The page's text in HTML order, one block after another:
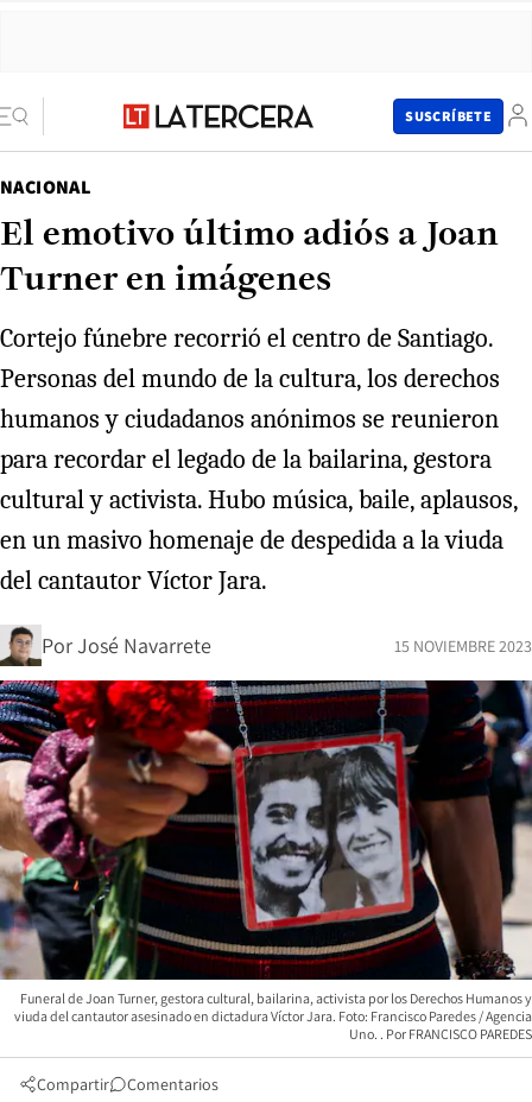
SUSCRÍBETE
NACIONAL
El emotivo último adiós a Joan
Turner en imágenes
Cortejo fúnebre recorrió el centro de Santiago.
Personas del mundo de la cultura, los derechos
humanos y ciudadanos anónimos se reunieron
para recordar el legado de la bailarina, gestora
cultural y activista. Hubo música, baile, aplausos,
en un masivo homenaje de despedida a la viuda
del cantautor Víctor Jara.
PorJosé Navarrete 15 NOVIEMBRE 2023
Funeral de Joan Turner, gestora cultural, bailarina, activista por los Derechos Humanos y
viuda del cantautor asesinado en dictadura Víctor Jara. Foto: Francisco Paredes / Agencia
Uno.
FRANCISCO PAREDES
Compartir Comentarios